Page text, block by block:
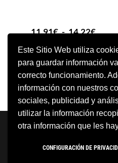
Este Sitio Web utiliza
para guardar información
correcto funcionamiento.
información con nuestros
sociales, publicidad y
utilizar la información
otra información que les
CONFIGURACIÓN DE
11,91€ - 14,22€
SELECCIONAR OPCIONES
Neve | Funciona